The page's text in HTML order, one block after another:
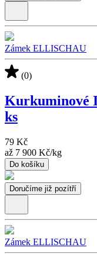
Zámek ELLISCHAU
(0)
Kurkuminové
ks
79 Kč
až 7 900 Kč/kg
Do košíku
Doručíme již pozítří
Zámek ELLISCHAU